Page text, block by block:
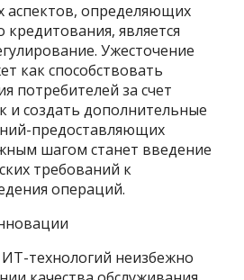
определяющих
является
Ужесточение
как способствовать
потребителей за счет
и создать дополнительные
предоставляющих
шагом станет введение
требований к
операций.
ИТ-технологий неизбежно